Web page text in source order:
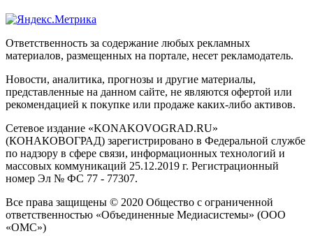
Ответственность за содержание любых рекламных
материалов, размещенных на портале, несет рекламодатель.
Новости, аналитика, прогнозы и другие материалы,
представленные на данном сайте, не являются офертой или
рекомендацией к покупке или продаже каких-либо активов.
Сетевое издание «KONAKOVOGRAD.RU»
(КОНАКОВОГРАД) зарегистрировано в Федеральной службе
по надзору в сфере связи, информационных технологий и
массовых коммуникаций 25.12.2019 г. Регистрационный
номер Эл № ФС 77 - 77307.
Все права защищены © 2020 Общество с ограниченной
ответственностью «Объединенные Медиасистемы» (ООО
«ОМС»)